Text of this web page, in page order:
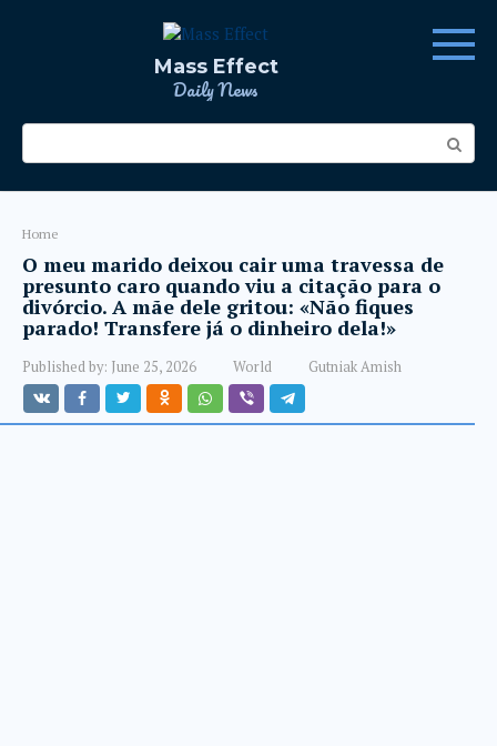
Mass Effect
Daily News
Search:
Home
O meu marido deixou cair uma travessa de
presunto caro quando viu a citação para o
divórcio. A mãe dele gritou: «Não fiques
parado! Transfere já o dinheiro dela!»
Published by: June 25, 2026 World Gutniak Amish